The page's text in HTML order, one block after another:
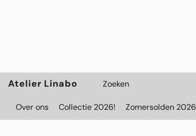
Atelier Linabo
Over ons Collectie 2026! Zomersolden 2026